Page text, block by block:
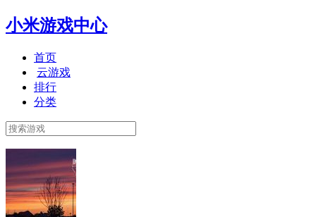
小米游戏中心
首页
云游戏
排行
分类